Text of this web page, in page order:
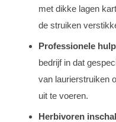
met dikke lagen
de struiken
Professionele
bedrijf in dat
van laurierstruiken
uit te voeren.
Herbivoren